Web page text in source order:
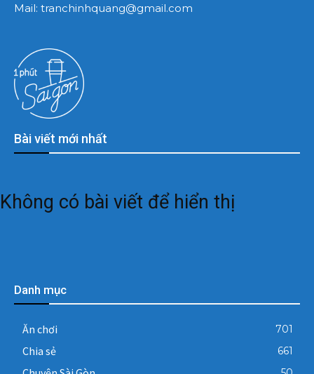
Bài viết mới nhất
Không có bài viết để hiển thị
Danh mục
Ăn chơi 701
Chia sẻ 661
Mail: tranchinhquang@gmail.com